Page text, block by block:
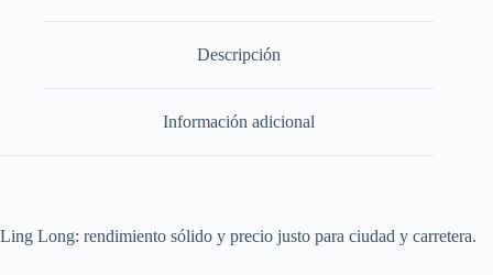
Descripción
Información adicional
Ling Long: rendimiento sólido y precio justo para ciudad y carretera.